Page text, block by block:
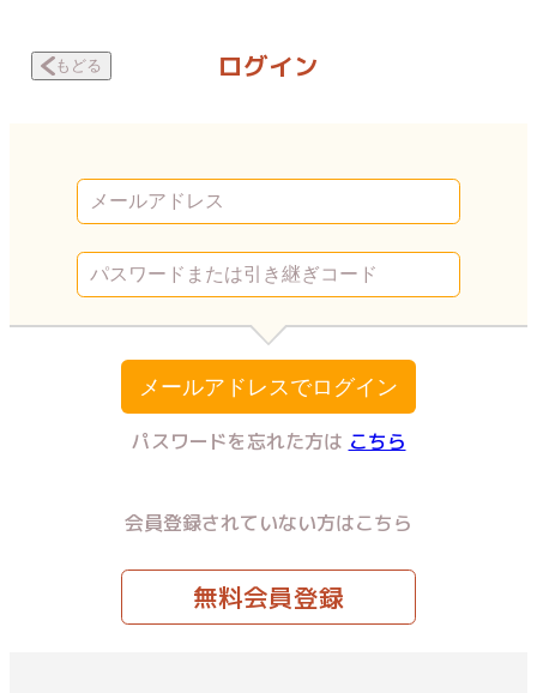
もどる ログイン
メールアドレスでログイン
パスワードを忘れた方は こちら
会員登録されていない方はこちら
無料会員登録